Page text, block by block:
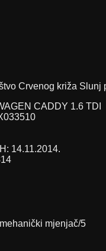
Crvenog križa
CADDY 1.6 TDI
14.11.2014.
mjenjač/5